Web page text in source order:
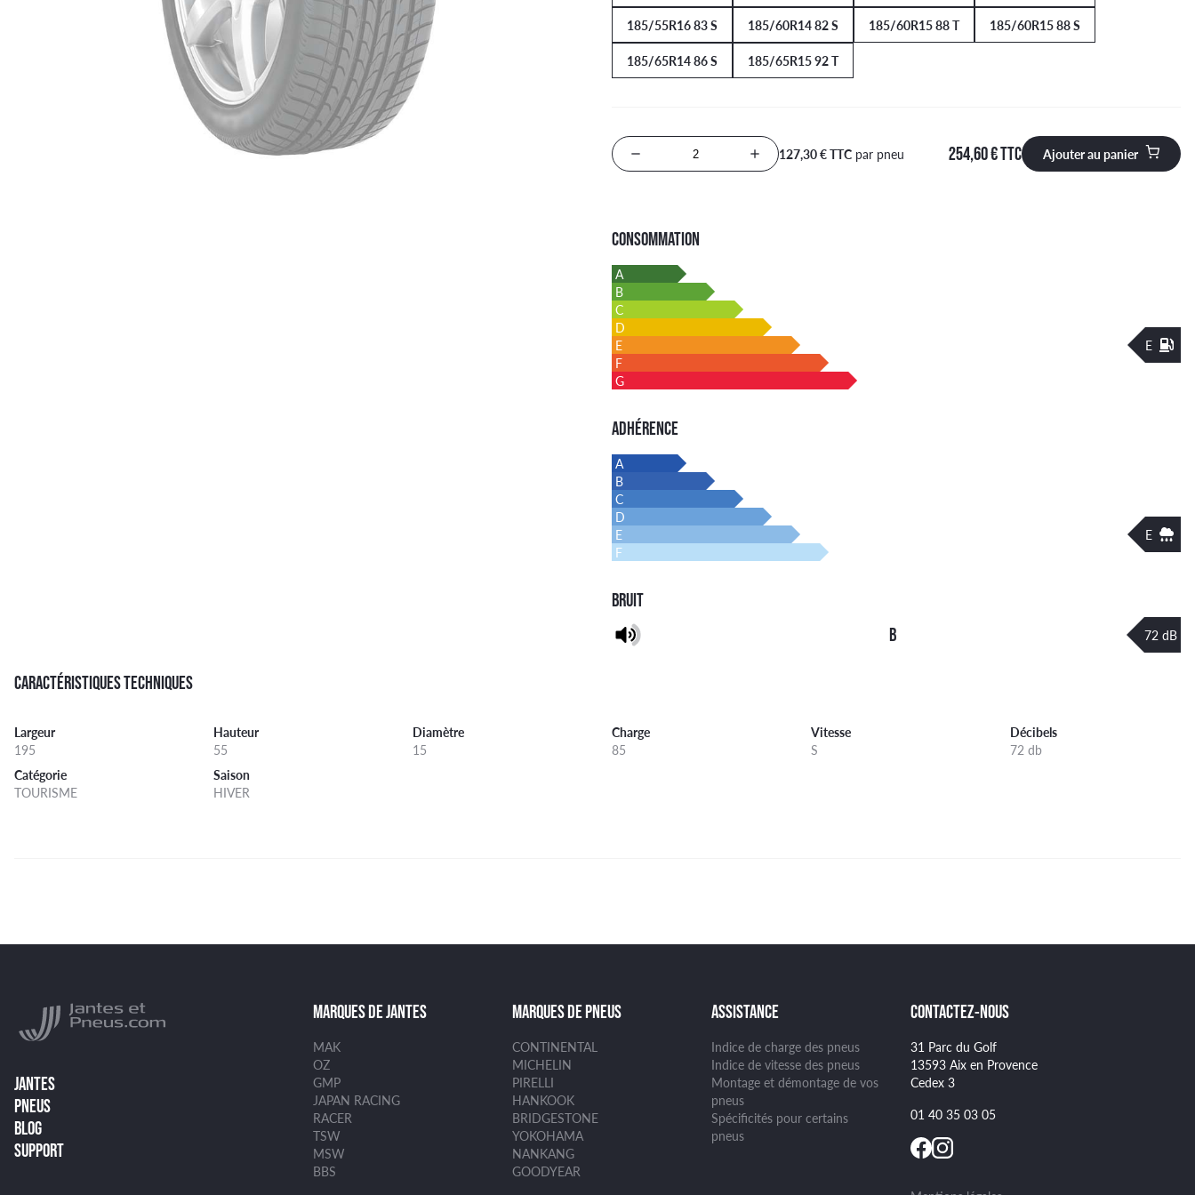
185/55R16 83 S
185/60R14 82 S 185/60R15 88 T
185/60R15 88 S
185/65R14 86 S
185/65R15 92 T
Nombre de produits à ajouter au panier
127,30 € TTC par pneu 254,60 € TTC Ajouter au panier
CONSOMMATION
A
B
C
D
E
E
F
G
ADHÉRENCE
A
B
C
D
E
E
F
BRUIT
B
72 dB
CARACTÉRISTIQUES TECHNIQUES
Largeur
195
Hauteur
55
Diamètre
15
Charge
85
Vitesse
S
Décibels
72 db
Catégorie
TOURISME
Saison
HIVER
JANTES
PNEUS
BLOG
SUPPORT
MARQUES DE JANTES
MAK
OZ
GMP
JAPAN RACING
RACER
TSW
MSW
BBS
MARQUES DE PNEUS
CONTINENTAL
MICHELIN
PIRELLI
HANKOOK
BRIDGESTONE
YOKOHAMA
NANKANG
GOODYEAR
ASSISTANCE
Indice de charge des pneus
Indice de vitesse des pneus
Montage et démontage de vos
pneus
Spécificités pour certains
pneus
CONTACTEZ-NOUS
31 Parc du Golf
13593 Aix en Provence
Cedex 3
01 40 35 03 05